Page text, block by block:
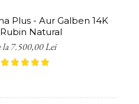
Plus - Aur Galben 14K
Natural
la 7.500,00 Lei